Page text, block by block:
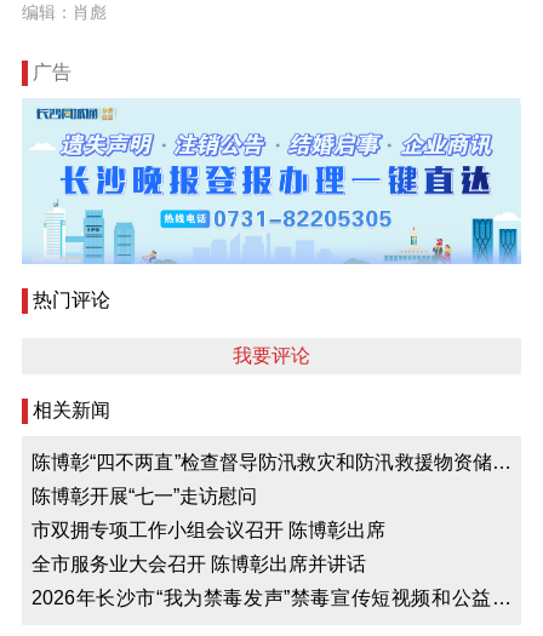
编辑：肖彪
广告
热门评论
我要评论
相关新闻
陈博彰“四不两直”检查督导防汛救灾和防汛救援物资储备
工作
陈博彰开展“七一”走访慰问
市双拥专项工作小组会议召开 陈博彰出席
全市服务业大会召开 陈博彰出席并讲话
2026年长沙市“我为禁毒发声”禁毒宣传短视频和公益海